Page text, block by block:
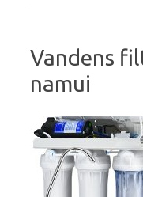
Vandens
namui